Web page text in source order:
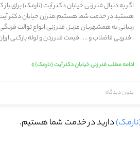
اگر به دنبال فنر زنی خیابان دکتر آیت (نارمک) برای
هستید در خدمت شما هستیم.فنرزن خیابان دکتر آیت
رسانی به همشهریان عزیز . فنر زنی انواع توالت
، فنرزنی فاضلاب و … . قیمت فنر زدن و لوله بازکنی
ادامه مطلب فنر زنی خیابان دکتر آیت (نارمک) »
بدون دیدگاه
دارید در خدمت شما هستیم.